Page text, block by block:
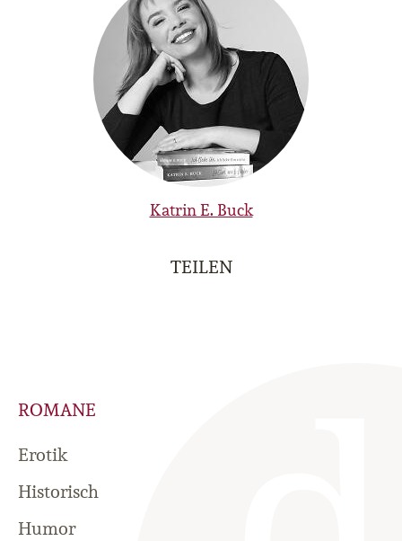
Katrin E. Buck
TEILEN
ROMANE
Erotik
Historisch
Humor